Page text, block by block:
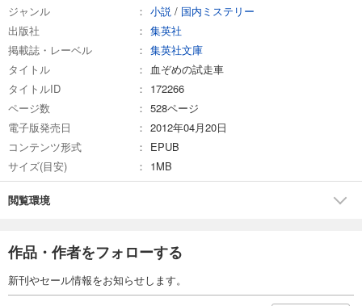
ジャンル
小説 / 国内ミステリー
出版社
集英社
掲載誌・レーベル
集英社文庫
タイトル
血ぞめの試走車
タイトルID
172266
ページ数
528ページ
電子版発売日
2012年04月20日
コンテンツ形式
EPUB
サイズ(目安)
1MB
閲覧環境
作品・作者をフォローする
新刊やセール情報をお知らせします。